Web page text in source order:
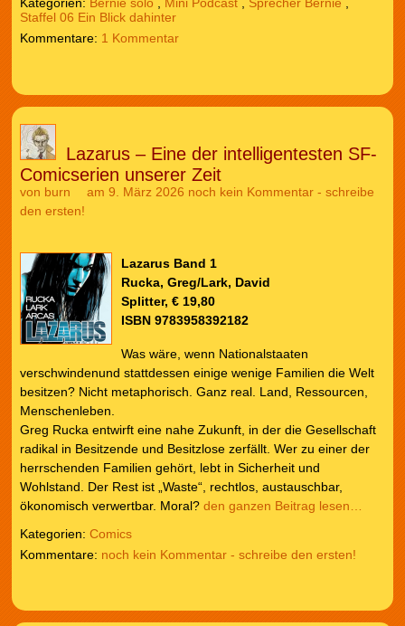
Kategorien: Bernie solo , Mini Podcast, Sprecher Bernie ,
Staffel 06 Ein Blick dahinter
1 Kommentar
Lazarus – Eine der intelligentesten SF-
Comicserien unserer Zeit
von burn am 9. März 2026 noch kein Kommentar - schreibe
den ersten!
Lazarus Band 1
Rucka, Greg/Lark, David
Splitter, € 19,80
ISBN 9783958392182
Was wäre, wenn Nationalstaaten
verschwindenund stattdessen einige wenige Familien die Welt
besitzen? Nicht metaphorisch. Ganz real. Land, Ressourcen,
Menschenleben.
Greg Rucka entwirft eine nahe Zukunft, in der die Gesellschaft
radikal in Besitzende und Besitzlose zerfällt. Wer zu einer der
herrschenden Familien gehört, lebt in Sicherheit und
Wohlstand. Der Rest ist „Waste“, rechtlos, austauschbar,
ökonomisch verwertbar. Moral? den ganzen Beitrag lesen…
Kategorien: Comics
noch kein Kommentar - schreibe den ersten!